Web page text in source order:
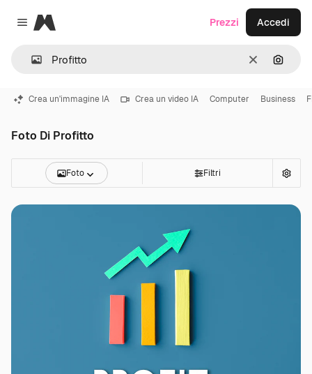
Close menu
Magnific
CancellaCerca
Prezzi Accedi
Crea un'immagine IA Crea un video IA Computer Business
Foto Di Profitto
Foto Filtri